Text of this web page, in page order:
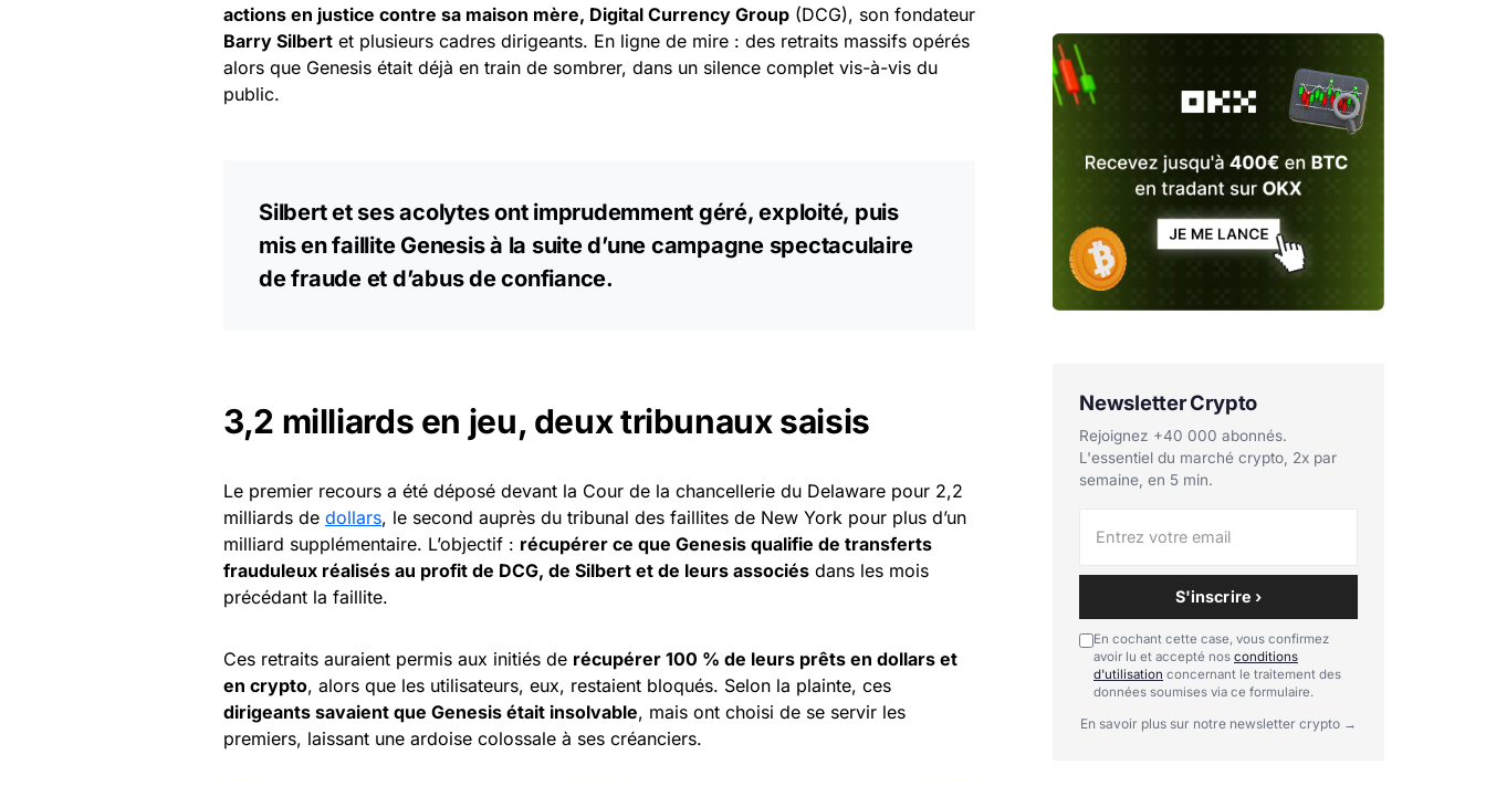
actions en justice contre sa maison mère, Digital Currency Group (DCG), son fondateur
Barry Silbert et plusieurs cadres dirigeants. En ligne de mire : des retraits massifs opérés
alors que Genesis était déjà en train de sombrer, dans un silence complet vis-à-vis du
public.
Silbert et ses acolytes ont imprudemment géré, exploité, puis
mis en faillite Genesis à la suite d’une campagne spectaculaire
de fraude et d’abus de confiance.
3,2 milliards en jeu, deux tribunaux saisis
Le premier recours a été déposé devant la Cour de la chancellerie du Delaware pour 2,2
milliards de dollars, le second auprès du tribunal des faillites de New York pour plus d’un
milliard supplémentaire. L’objectif : récupérer ce que Genesis qualifie de transferts
frauduleux réalisés au profit de DCG, de Silbert et de leurs associés dans les mois
précédant la faillite.
Ces retraits auraient permis aux initiés de récupérer 100 % de leurs prêts en dollars et
en crypto, alors que les utilisateurs, eux, restaient bloqués. Selon la plainte, ces
dirigeants savaient que Genesis était insolvable, mais ont choisi de se servir les
premiers, laissant une ardoise colossale à ses créanciers.
Newsletter Crypto
Rejoignez +40 000 abonnés.
L'essentiel du marché crypto, 2x par
semaine, en 5 min.
S'inscrire ›
En cochant cette case, vous confirmez
avoir lu et accepté nos conditions
d'utilisation concernant le traitement des
données soumises via ce formulaire.
En savoir plus sur notre newsletter crypto →